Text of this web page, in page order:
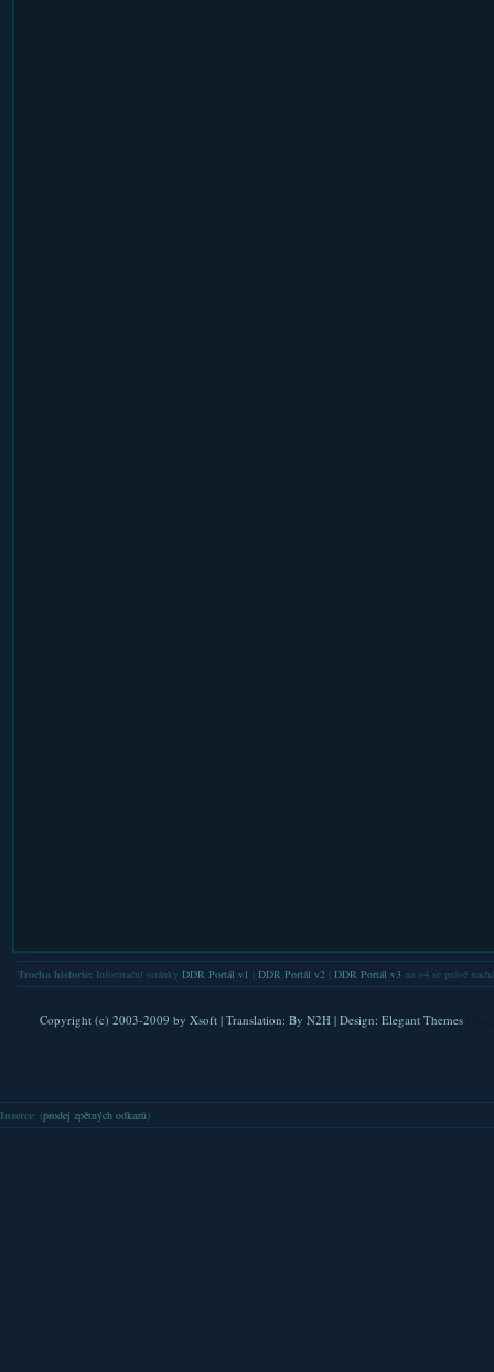
Trocha historie: Informační stránky DDR Portál v1 DDR Portál v2| DDR Portál v3na v4 se právě
Copyright (c) 2003-2009 by Xsoft| Translation: By N2H| Design: Elegant Themes
Inzerce: (prodej zpětných odkazů )